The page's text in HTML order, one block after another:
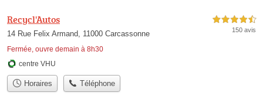
Recycl'Autos
14 Rue Felix Armand, 11000 Carcassonne
Fermée, ouvre demain à 8h30
4,5 étoiles sur 5
150 avis
centre VHU
Horaires Téléphone